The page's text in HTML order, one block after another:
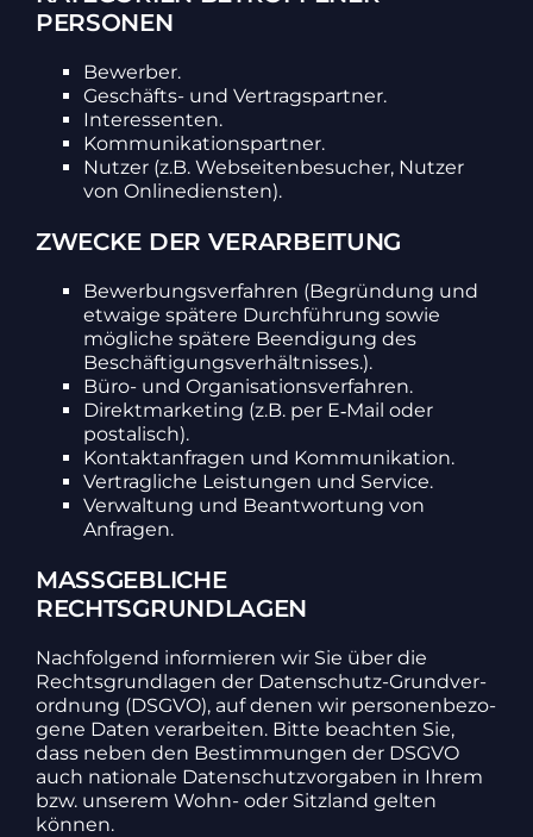
PERSONEN
Bewerber.
Geschäfts- und Vertrags­partner.
Inter­es­senten.
Kommu­ni­ka­ti­ons­partner.
Nutzer (z.B. Websei­ten­be­su­cher, Nutzer
von Online­diensten).
ZWECKE DER VERARBEITUNG
Bewer­bungs­ver­fahren (Begrün­dung und
etwaige spätere Durch­füh­rung sowie
mögliche spätere Been­di­gung des
Beschäf­ti­gungs­ver­hält­nisses.).
Büro- und Orga­ni­sa­ti­ons­ver­fahren.
Direkt­mar­ke­ting (z.B. per E‑Mail oder
posta­lisch).
Kontakt­an­fragen und Kommu­ni­ka­tion.
Vertrag­liche Leis­tungen und Service.
Verwal­tung und Beant­wor­tung von
Anfragen.
MASSGEBLICHE R
ECHTSGRUNDLAGEN
Nach­fol­gend infor­mieren wir Sie über die
Rechts­grund­lagen der Daten­schutz-Grund­ver­
ord­nung (DSGVO), auf denen wir perso­nen­be­zo­
gene Daten verar­beiten. Bitte beachten Sie,
dass neben den Bestim­mungen der DSGVO
auch natio­nale Daten­schutz­vor­gaben in Ihrem
bzw. unserem Wohn- oder Sitz­land gelten
können.